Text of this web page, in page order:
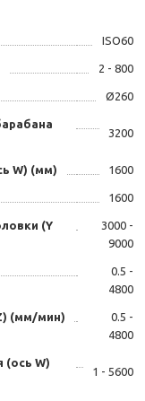
ISO60
2 - 800
Ø260
3200
W) (мм) 1600
1600
(Y
3000 -
9000
0.5 -
4800
(мм/мин)
0.5 -
4800
(ось W)
1 - 5600